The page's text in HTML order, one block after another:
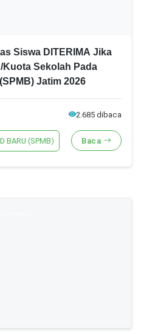
Siswa DITERIMA Jika
Kuota Sekolah Pada
Jatim 2026
2.685 dibaca
BARU (SPMB) Baca